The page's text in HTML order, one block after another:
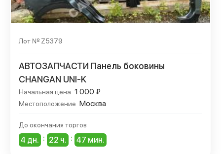
Лот № Z5379
АВТОЗАПЧАСТИ Панель боковины
CHANGAN UNI-K
Начальная цена 1 000 ₽
Местоположение Москва
До окончания торгов
4 дн. : 22 ч. : 47 мин.